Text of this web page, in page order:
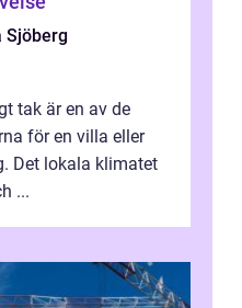
Sjöberg
tak är en av de
för en villa eller
Det lokala klimatet
...